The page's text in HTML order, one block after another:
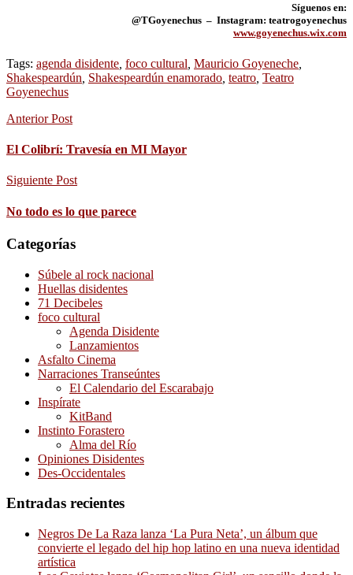
Síguenos en:
@TGoyenechus – Instagram: teatrogoyenechus
www.goyenechus.wix.com
Tags: agenda disidente foco cultural Mauricio Goyeneche
Shakespeardún Shakespeardún enamorado teatro Teatro
Goyenechus
Anterior Post
El Colibrí: Travesía en MI Mayor
Siguiente Post
No todo es lo que parece
Categorías
Súbele al rock nacional
Huellas disidentes
71 Decibeles
foco cultural
Agenda Disidente
Lanzamientos
Asfalto Cinema
Narraciones Transeúntes
El Calendario del Escarabajo
Inspírate
KitBand
Instinto Forastero
Alma del Río
Opiniones Disidentes
Des-Occidentales
Entradas recientes
Negros De La Raza lanza ‘La Pura Neta’, un álbum que
convierte el legado del hip hop latino en una nueva identidad
artística